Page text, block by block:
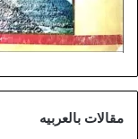
مقالات بالعربیه